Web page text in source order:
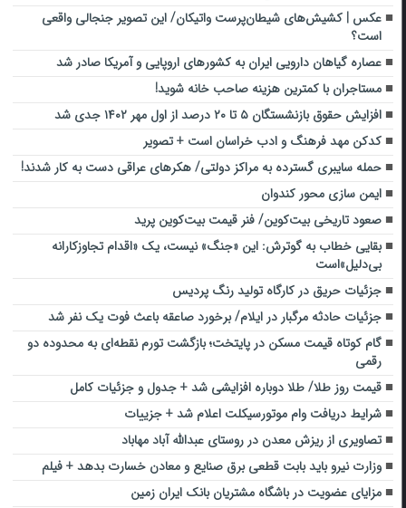
عکس | کشیش‌های شیطان‌پرست واتیکان/ این تصویر جنجالی واقعی
است؟
عصاره گیاهان دارویی ایران به کشور‌های اروپایی و آمریکا صادر شد
مستاجران با کمترین هزینه صاحب خانه شوید!
افزایش حقوق بازنشستگان ۵ تا ۲۰ درصد از اول مهر ۱۴۰۲ جدی شد
کدکن مهد فرهنگ و ادب خراسان است + تصویر
حمله سایبری گسترده به مراکز دولتی/ هکرهای عراقی دست به کار شدند!
ایمن سازی محور کندوان
صعود تاریخی بیت‌کوین/ فنر قیمت بیت‌کوین پرید
بقایی خطاب به گوترش: این «جنگ» نیست، یک «اقدام تجاوزکارانه
بی‌دلیل»است
جزئیات حریق در کارگاه تولید رنگ پردیس
جزئیات حادثه مرگبار در ایلام/ برخورد صاعقه باعث فوت یک نفر شد
گام کوتاه قیمت مسکن در پایتخت؛ بازگشت تورم نقطه‌ای به محدوده دو
رقمی
قیمت روز طلا/ طلا دوباره افزایشی شد + جدول و جزئیات کامل
شرایط دریافت وام موتورسیکلت‌ اعلام شد + جزییات
تصاویری از ریزش معدن در روستای عبدالله آباد مهاباد
وزارت نیرو باید بابت قطعی برق صنایع و معادن خسارت بدهد + فیلم
مزایای عضویت در باشگاه مشتریان بانک ایران زمین